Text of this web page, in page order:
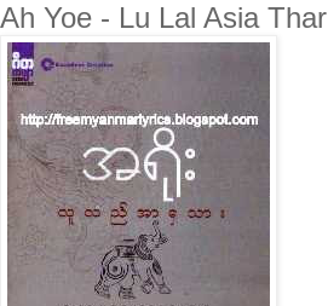
Ah Yoe - Lu Lal Asia Thar